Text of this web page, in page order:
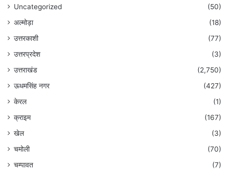
Uncategorized
(50)
अल्मोड़ा
(18)
उत्तरकाशी
(77)
उत्तरप्रदेश
(3)
उत्तराखंड
(2,750)
ऊधमसिंह नगर
(427)
केरल
(1)
क्राइम
(167)
खेल
(3)
चमोली
(70)
चम्पावत
(7)